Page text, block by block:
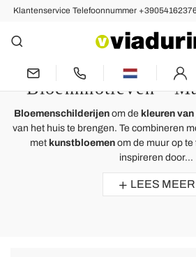
Klantenservice Telefoonnummer
Schilderijen
Decoratieve
Bloemmotieven -
Bloemenschilderijenom de kleuren
van het huis te brengen. Te combineren
metkunstbloemenom de muur op te
inspireren door...
LEES MEER